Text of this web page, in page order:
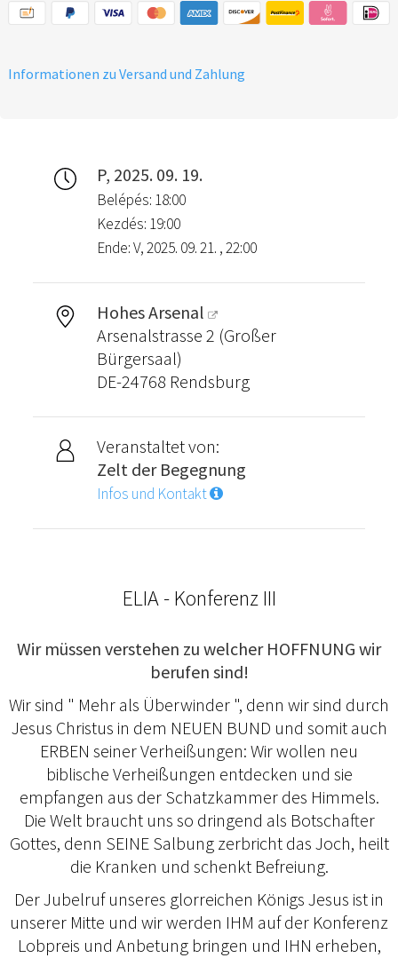
Informationen zu Versand und Zahlung
P, 2025. 09. 19.
Belépés: 18:00
Kezdés: 19:00
Ende: V, 2025. 09. 21. , 22:00
Hohes Arsenal
Arsenalstrasse 2 (Großer
Bürgersaal)
DE-24768 Rendsburg
Veranstaltet von:
Zelt der Begegnung
Infos und Kontakt
ELIA - Konferenz III
Wir müssen verstehen zu welcher HOFFNUNG wir
berufen sind!
Wir sind " Mehr als Überwinder ", denn wir sind durch
Jesus Christus in dem NEUEN BUND und somit auch
ERBEN seiner Verheißungen: Wir wollen neu
biblische Verheißungen entdecken und sie
empfangen aus der Schatzkammer des Himmels.
Die Welt braucht uns so dringend als Botschafter
Gottes, denn SEINE Salbung zerbricht das Joch, heilt
die Kranken und schenkt Befreiung.
Der Jubelruf unseres glorreichen Königs Jesus ist in
unserer Mitte und wir werden IHM auf der Konferenz
Lobpreis und Anbetung bringen und IHN erheben,